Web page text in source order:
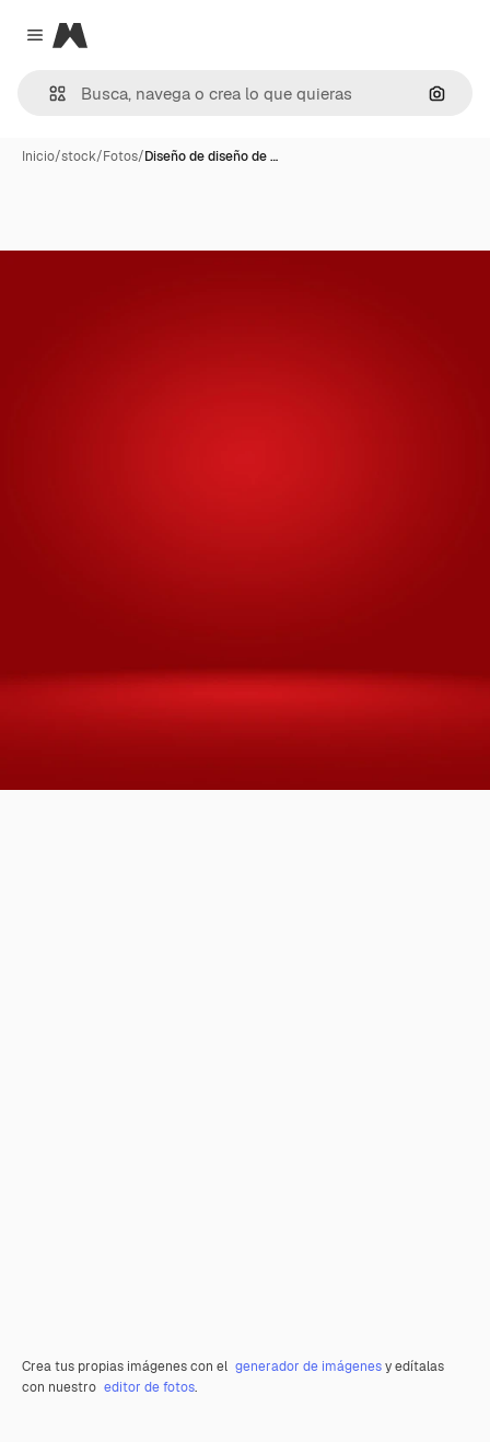
Close menu
Magnific
Inicio/stock/Fotos/Diseño de diseño de …
Crea tus propias imágenes con el generador de imágenesy edítalas
con nuestro editor de fotos.